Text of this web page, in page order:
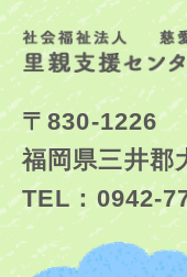
〒830-1226
福岡県三井郡
TEL：0942-